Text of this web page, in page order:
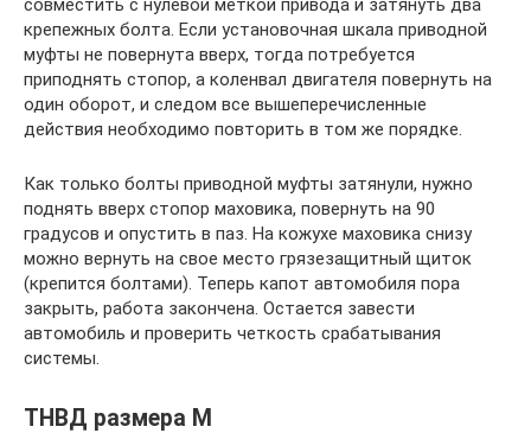
крепежных болта. Если установочная шкала приводной
муфты не повернута вверх, тогда потребуется
приподнять стопор, а коленвал двигателя повернуть на
один оборот, и следом все вышеперечисленные
действия необходимо повторить в том же порядке.
Как только болты приводной муфты затянули, нужно
поднять вверх стопор маховика, повернуть на 90
градусов и опустить в паз. На кожухе маховика снизу
можно вернуть на свое место грязезащитный щиток
(крепится болтами). Теперь капот автомобиля пора
закрыть, работа закончена. Остается завести
автомобиль и проверить четкость срабатывания
системы.
ТНВД размера М